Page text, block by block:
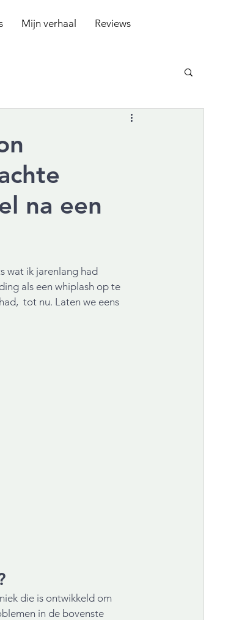
Mijn verhaal Reviews
na een
wat ik jarenlang had
als een whiplash op te
tot nu. Laten we eens
die is ontwikkeld om
in de bovenste